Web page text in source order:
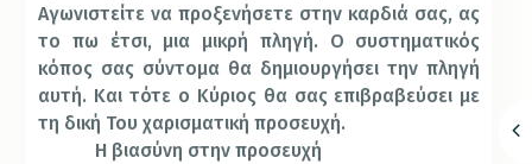
Αγωνιστείτε να προξενήσετε στην καρδιά σας, ας
το πω έτσι, μια μικρή πληγή. Ο συστηματικός
κόπος σας σύντομα θα δημιουργήσει την πληγή
αυτή. Και τότε ο Κύριος θα σας επιβραβεύσει με
τη δική Του χαρισματική προσευχή.
Η βιασύνη στην προσευχή